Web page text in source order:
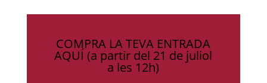
COMPRA LA TEVA ENTRADA
AQUÍ (a partir del 21 de juliol
a les 12h)